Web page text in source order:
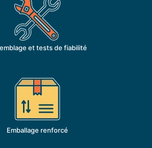
et tests de fiabilité
Emballage renforcé